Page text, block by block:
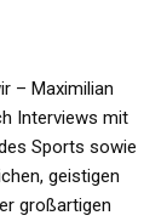
– Maximilian
Interviews mit
Sports sowie
geistigen
großartigen